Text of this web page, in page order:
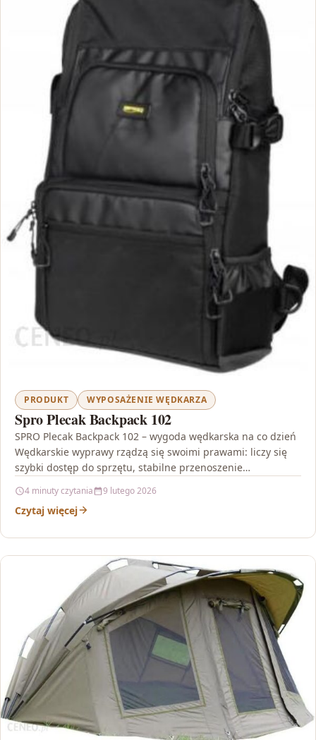
PRODUKT WYPOSAŻENIE WĘDKARZA
Spro Plecak Backpack 102
SPRO Plecak Backpack 102 – wygoda wędkarska na co dzień
Wędkarskie wyprawy rządzą się swoimi prawami: liczy się
szybki dostęp do sprzętu, stabilne przenoszenie…
4 minuty czytania 9 lutego 2026
Czytaj więcej